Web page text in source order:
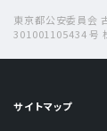
東京都公安委員会
301001105434 号
サイトマップ